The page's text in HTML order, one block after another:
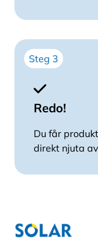
Steg 3
Redo!
Du får
direkt njuta